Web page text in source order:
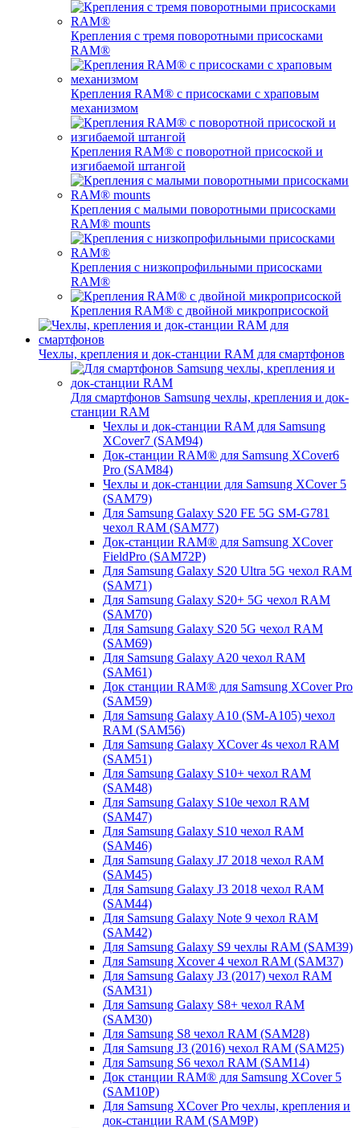
Крепления с тремя поворотными присосками
RAM®
Крепления RAM® с присосками с храповым
механизмом
Крепления RAM® с поворотной присоской и
изгибаемой штангой
Крепления с малыми поворотными присосками
RAM® mounts
Крепления с низкопрофильными присосками
RAM®
Крепления RAM® с двойной микроприсоской
Чехлы, крепления и док-станции RAM для смартфонов
Для смартфонов Samsung чехлы, крепления и док-
станции RAM
Чехлы и док-станции RAM для Samsung
XCover7 (SAM94)
Док-станции RAM® для Samsung XCover6
Pro (SAM84)
Чехлы и док-станции для Samsung XCover 5
(SAM79)
Для Samsung Galaxy S20 FE 5G SM-G781
чехол RAM (SAM77)
Док-станции RAM® для Samsung XCover
FieldPro (SAM72P)
Для Samsung Galaxy S20 Ultra 5G чехол RAM
(SAM71)
Для Samsung Galaxy S20+ 5G чехол RAM
(SAM70)
Для Samsung Galaxy S20 5G чехол RAM
(SAM69)
Для Samsung Galaxy A20 чехол RAM
(SAM61)
Док станции RAM® для Samsung XCover Pro
(SAM59)
Для Samsung Galaxy A10 (SM-A105) чехол
RAM (SAM56)
Для Samsung Galaxy XCover 4s чехол RAM
(SAM51)
Для Samsung Galaxy S10+ чехол RAM
(SAM48)
Для Samsung Galaxy S10e чехол RAM
(SAM47)
Для Samsung Galaxy S10 чехол RAM
(SAM46)
Для Samsung Galaxy J7 2018 чехол RAM
(SAM45)
Для Samsung Galaxy J3 2018 чехол RAM
(SAM44)
Для Samsung Galaxy Note 9 чехол RAM
(SAM42)
Для Samsung Galaxy S9 чехлы RAM (SAM39)
Для Samsung Xcover 4 чехол RAM (SAM37)
Для Samsung Galaxy J3 (2017) чехол RAM
(SAM31)
Для Samsung Galaxy S8+ чехол RAM
(SAM30)
Для Samsung S8 чехол RAM (SAM28)
Для Samsung J3 (2016) чехол RAM (SAM25)
Для Samsung S6 чехол RAM (SAM14)
Док станции RAM® для Samsung XCover 5
(SAM10P)
Для Samsung XCover Pro чехлы, крепления и
док-станции RAM (SAM9P)